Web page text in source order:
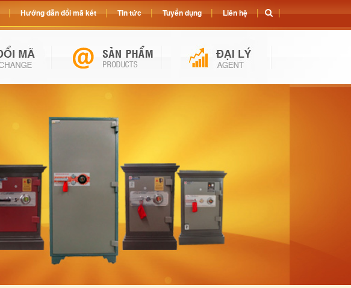
Hướng dẫn đổi mã két Tin tức Tuyển dụng Liên hệ